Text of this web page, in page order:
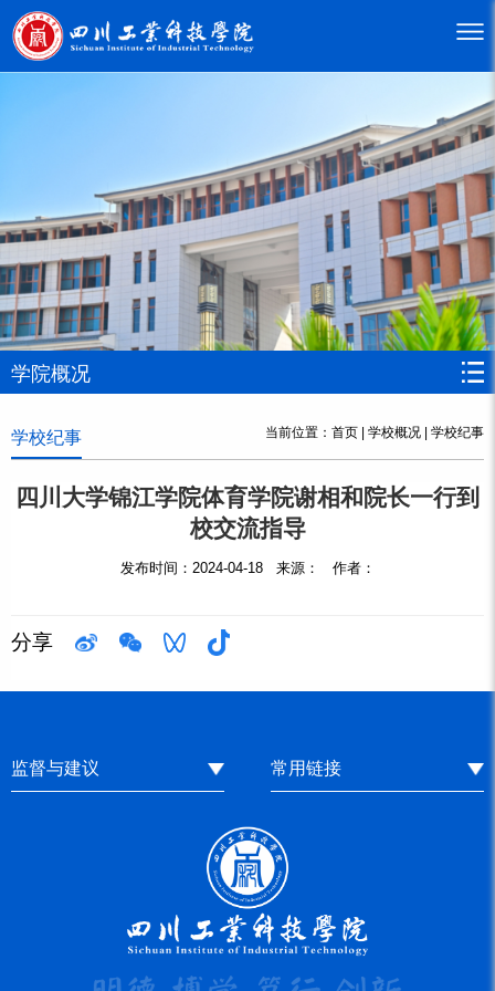
学院概况
学校纪事 当前位置： 首页 | 学校概况 | 学校纪事
四川大学锦江学院体育学院谢相和院长一行到
校交流指导
发布时间：2024-04-18 来源： 作者：
分享
监督与建议 常用链接